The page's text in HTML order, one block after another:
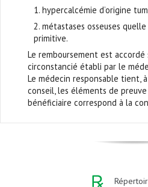
1. hypercalcémie d’origine
2. métastases osseuses
primitive.
Le remboursement est accordé
circonstancié établi par le
Le médecin responsable tient,
conseil, les éléments de
bénéficiaire correspond à la